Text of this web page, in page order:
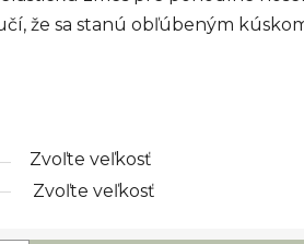
že sa stanú obľúbeným
Zvoľte veľkosť
Zvoľte veľkosť